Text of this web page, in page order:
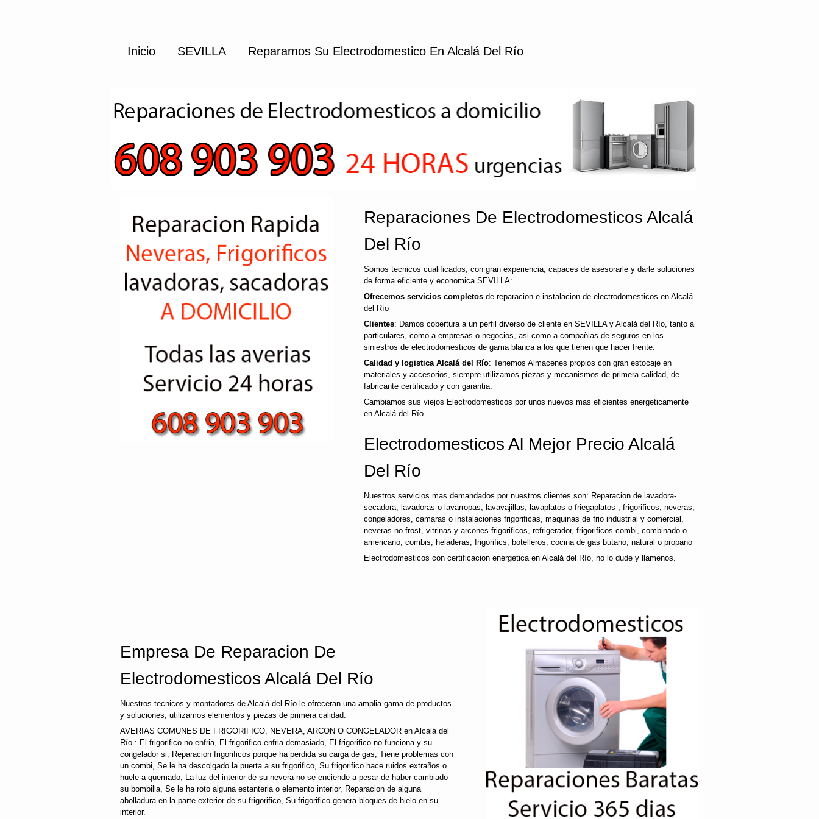
Inicio SEVILLA Reparamos Su Electrodomestico En Alcalá Del Río
Reparaciones De Electrodomesticos Alcalá
Del Río
Somos tecnicos cualificados, con gran experiencia, capaces de asesorarle y darle soluciones
de forma eficiente y economica SEVILLA:
Ofrecemos servicios completos de reparacion e instalacion de electrodomesticos en Alcalá
del Río
Clientes: Damos cobertura a un perfil diverso de cliente en SEVILLA y Alcalá del Río, tanto a
particulares, como a empresas o negocios, asi como a compañias de seguros en los
siniestros de electrodomesticos de gama blanca a los que tienen que hacer frente.
Calidad y logistica Alcalá del Río: Tenemos Almacenes propios con gran estocaje en
materiales y accesorios, siempre utilizamos piezas y mecanismos de primera calidad, de
fabricante certificado y con garantia.
Cambiamos sus viejos Electrodomesticos por unos nuevos mas eficientes energeticamente
en Alcalá del Río.
Electrodomesticos Al Mejor Precio Alcalá
Del Río
Nuestros servicios mas demandados por nuestros clientes son: Reparacion de lavadora-
secadora, lavadoras o lavarropas, lavavajillas, lavaplatos o friegaplatos , frigorificos, neveras,
congeladores, camaras o instalaciones frigorificas, maquinas de frio industrial y comercial,
neveras no frost, vitrinas y arcones frigorificos, refrigerador, frigorificos combi, combinado o
americano, combis, heladeras, frigorifics, botelleros, cocina de gas butano, natural o propano
Electrodomesticos con certificacion energetica en Alcalá del Río, no lo dude y llamenos.
Empresa De Reparacion De
Electrodomesticos Alcalá Del Río
Nuestros tecnicos y montadores de Alcalá del Río le ofreceran una amplia gama de productos
y soluciones, utilizamos elementos y piezas de primera calidad.
AVERIAS COMUNES DE FRIGORIFICO, NEVERA, ARCON O CONGELADOR en Alcalá del
Río : El frigorifico no enfria, El frigorifico enfria demasiado, El frigorifico no funciona y su
congelador si, Reparacion frigorificos porque ha perdida su carga de gas, Tiene problemas con
un combi, Se le ha descolgado la puerta a su frigorifico, Su frigorifico hace ruidos extraños o
huele a quemado, La luz del interior de su nevera no se enciende a pesar de haber cambiado
su bombilla, Se le ha roto alguna estanteria o elemento interior, Reparacion de alguna
abolladura en la parte exterior de su frigorifico, Su frigorifico genera bloques de hielo en su
interior.